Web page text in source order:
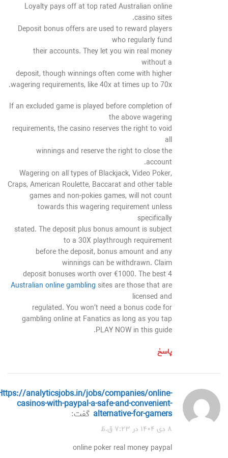
Loyalty pays off at top rated Australian online
casino sites.
Deposit bonus offers are used to reward players
who regularly fund
their accounts. They let you win real money
without a
deposit, though winnings often come with higher
wagering requirements, like 40x at times up to 70x.
If an excluded game is played before completion of
the above wagering
requirements, the casino reserves the right to void
all
winnings and reserve the right to close the
account.
Wagering on all types of Blackjack, Video Poker,
Craps, American Roulette, Baccarat and other table
games and non-pokies games, will not count
towards this wagering requirement unless
specifically
stated. The deposit plus bonus amount is subject
to a 30X playthrough requirement
before the deposit, bonus amount and any
winnings can be withdrawn. Claim
4 deposit bonuses worth over €1000. The best
Australian online gambling sites are those that are
licensed and
regulated. You won’t need a bonus code for
gambling online at Fanatics as long as you tap
PLAY NOW in this guide.
پاسخ
online-
casinos-with-paypal-a-safe-and-convenient-
alternative-for-gamers گفت:
۸ دی ۱۴۰۴ در ۷:۲۳ ق.ظ
online poker real money paypal